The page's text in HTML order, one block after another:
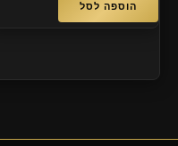
הוספה לסל